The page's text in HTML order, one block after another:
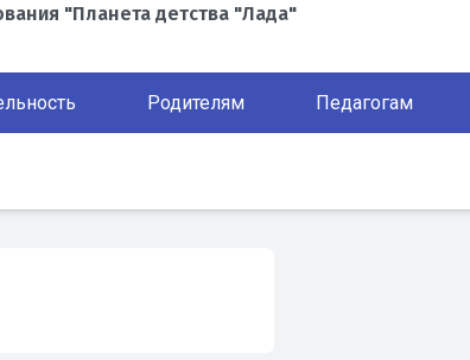
"Планета детства "Лада"
Родителям Педагогам